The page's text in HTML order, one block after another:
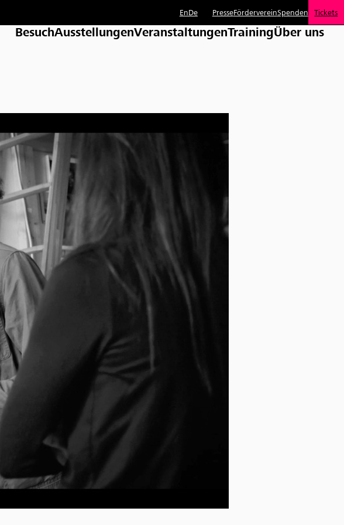
EnDe PresseFördervereinSpenden Tickets
BesuchAusstellungenVeranstaltungenTrainingÜber uns